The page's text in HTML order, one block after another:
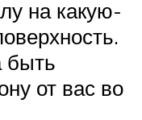
на какую-
быть
от вас во